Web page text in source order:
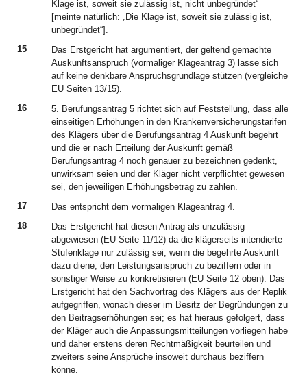
Klage ist, soweit sie zulässig ist, nicht unbegründet“
[meinte natürlich: „Die Klage ist, soweit sie zulässig ist,
unbegründet“].
15
Das Erstgericht hat argumentiert, der geltend gemachte
Auskunftsanspruch (vormaliger Klageantrag 3) lasse sich
auf keine denkbare Anspruchsgrundlage stützen (vergleiche
EU Seiten 13/15).
16
5. Berufungsantrag 5 richtet sich auf Feststellung, dass alle
einseitigen Erhöhungen in den Krankenversicherungstarifen
des Klägers über die Berufungsantrag 4 Auskunft begehrt
und die er nach Erteilung der Auskunft gemäß
Berufungsantrag 4 noch genauer zu bezeichnen gedenkt,
unwirksam seien und der Kläger nicht verpflichtet gewesen
sei, den jeweiligen Erhöhungsbetrag zu zahlen.
17
Das entspricht dem vormaligen Klageantrag 4.
18
Das Erstgericht hat diesen Antrag als unzulässig
abgewiesen (EU Seite 11/12) da die klägerseits intendierte
Stufenklage nur zulässig sei, wenn die begehrte Auskunft
dazu diene, den Leistungsanspruch zu beziffern oder in
sonstiger Weise zu konkretisieren (EU Seite 12 oben). Das
Erstgericht hat den Sachvortrag des Klägers aus der Replik
aufgegriffen, wonach dieser im Besitz der Begründungen zu
den Beitragserhöhungen sei; es hat hieraus gefolgert, dass
der Kläger auch die Anpassungsmitteilungen vorliegen habe
und daher erstens deren Rechtmäßigkeit beurteilen und
zweiters seine Ansprüche insoweit durchaus beziffern
könne.